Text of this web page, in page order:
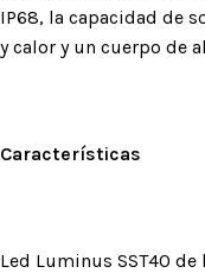
IP68, la capacidad de
y calor y un cuerpo de
Características
Led Luminus SST40 de